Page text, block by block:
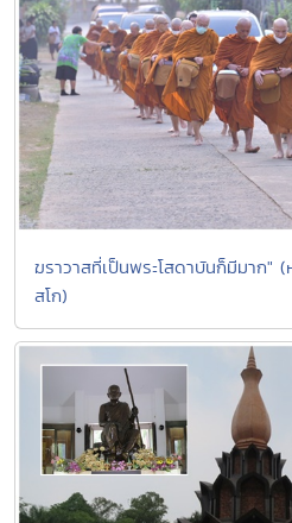
ฆราวาสที่เป็นพระโสดาบันก็มีมาก"
สโก)